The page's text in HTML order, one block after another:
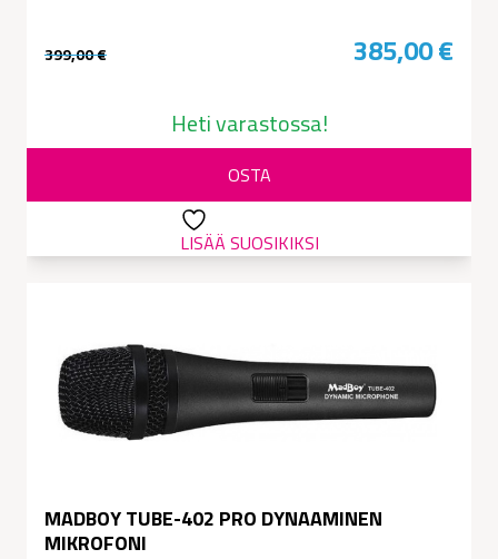
399,00€
oli:
385,00€
on:
Heti varastossa!
OSTA
LISÄÄ SUOSIKIKSI
MADBOY TUBE-402 PRO DYNAAMINEN
MIKROFONI